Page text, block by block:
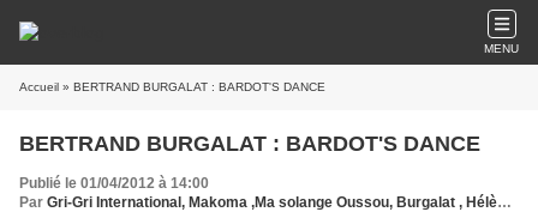
MENU
Accueil » BERTRAND BURGALAT : BARDOT'S DANCE
BERTRAND BURGALAT : BARDOT'S DANCE
Publié le 01/04/2012 à 14:00
Par Gri-Gri International, Makoma ,Ma solange Oussou, Burgalat , Hélène Pince